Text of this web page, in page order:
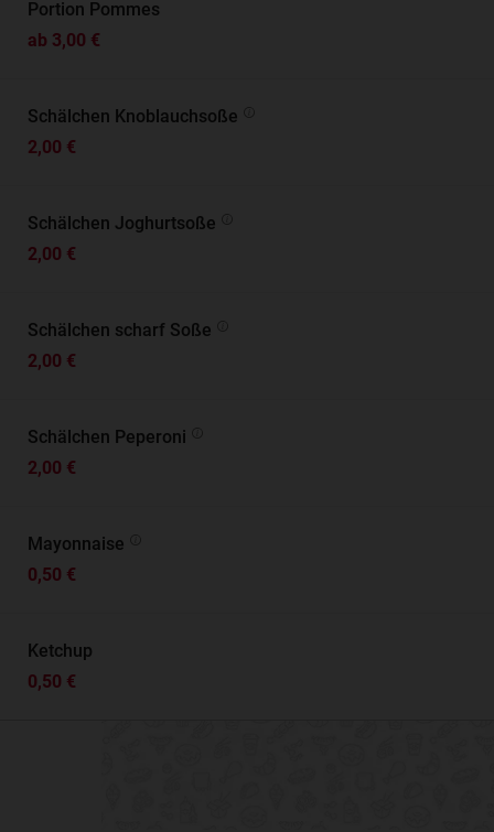
Portion Pommes
ab 3,00 €
Schälchen Knoblauchsoße
2,00 €
Schälchen Joghurtsoße
2,00 €
Schälchen scharf Soße
2,00 €
Schälchen Peperoni
2,00 €
Mayonnaise
0,50 €
Ketchup
0,50 €